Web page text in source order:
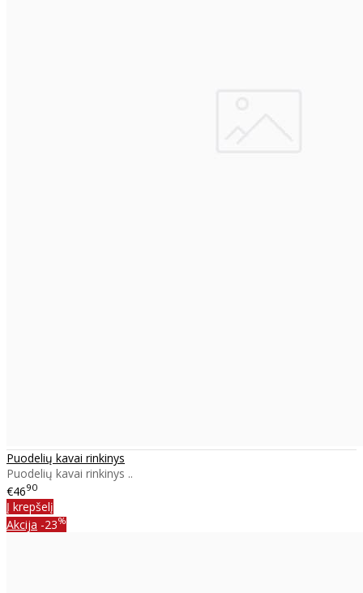
Puodelių kavai rinkinys
Puodelių kavai rinkinys ..
€4690
Į krepšelį
Akcija -23%